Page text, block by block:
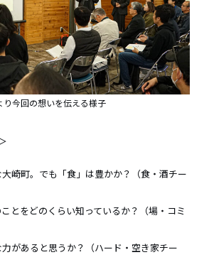
今回の想いを伝える様子
大崎町。でも「食」は豊かか？（食・酒チー
とをどのくらい知っているか？（場・コミ
があると思うか？（ハード・空き家チー